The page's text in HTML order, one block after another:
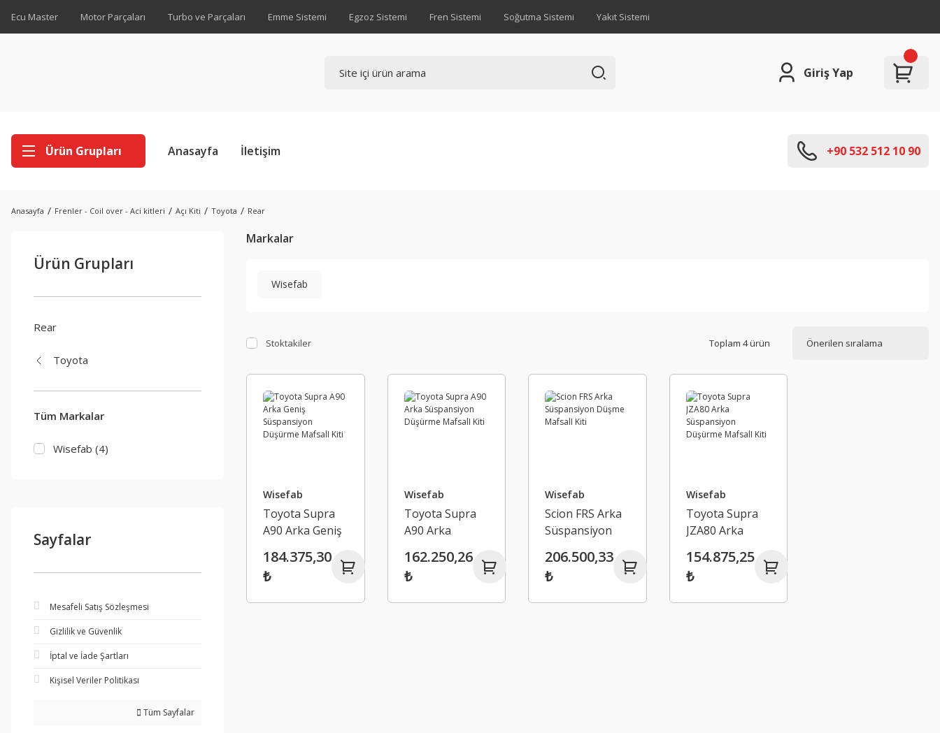
Ecu Master Motor Parçaları Turbo ve Parçaları Emme Sistemi Egzoz Sistemi Fren Sistemi Soğutma Sistemi Yakıt Sistemi
Giriş Yap
Ürün Grupları Anasayfa İletişim +90 532 512 10 90
Anasayfa Frenler - Coil over - Aci kitleri Açı Kiti Toyota Rear
Ürün Grupları
Rear
Toyota
Tüm Markalar
Wisefab (4)
Sayfalar
Mesafeli Satış Sözleşmesi
Gizlilik ve Güvenlik
İptal ve İade Şartları
Kişisel Veriler Politikası
Tüm Sayfalar
Markalar
Wisefab
Stoktakiler Toplam 4 ürün
Wisefab
Toyota Supra
A90 Arka Geniş
Düşürme
MafsalI Kiti
184.375,30
₺
Wisefab
Toyota Supra
A90 Arka
Düşürme
MafsalI Kiti
162.250,26
₺
Wisefab
Scion FRS Arka
Süspansiyon
Kiti
206.500,33
₺
Wisefab
Toyota Supra
JZA80 Arka
Düşürme
MafsalI Kiti
154.875,25
₺